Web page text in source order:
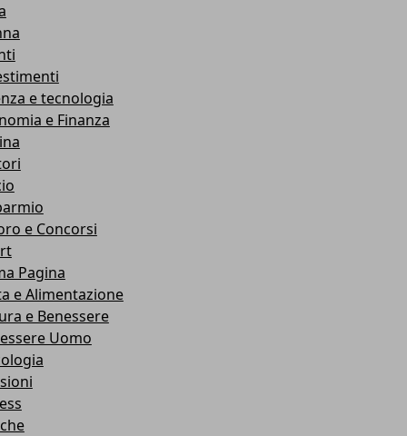
e tecnologia
e Finanza
e Concorsi
Pagina
e Alimentazione
e Benessere
Uomo